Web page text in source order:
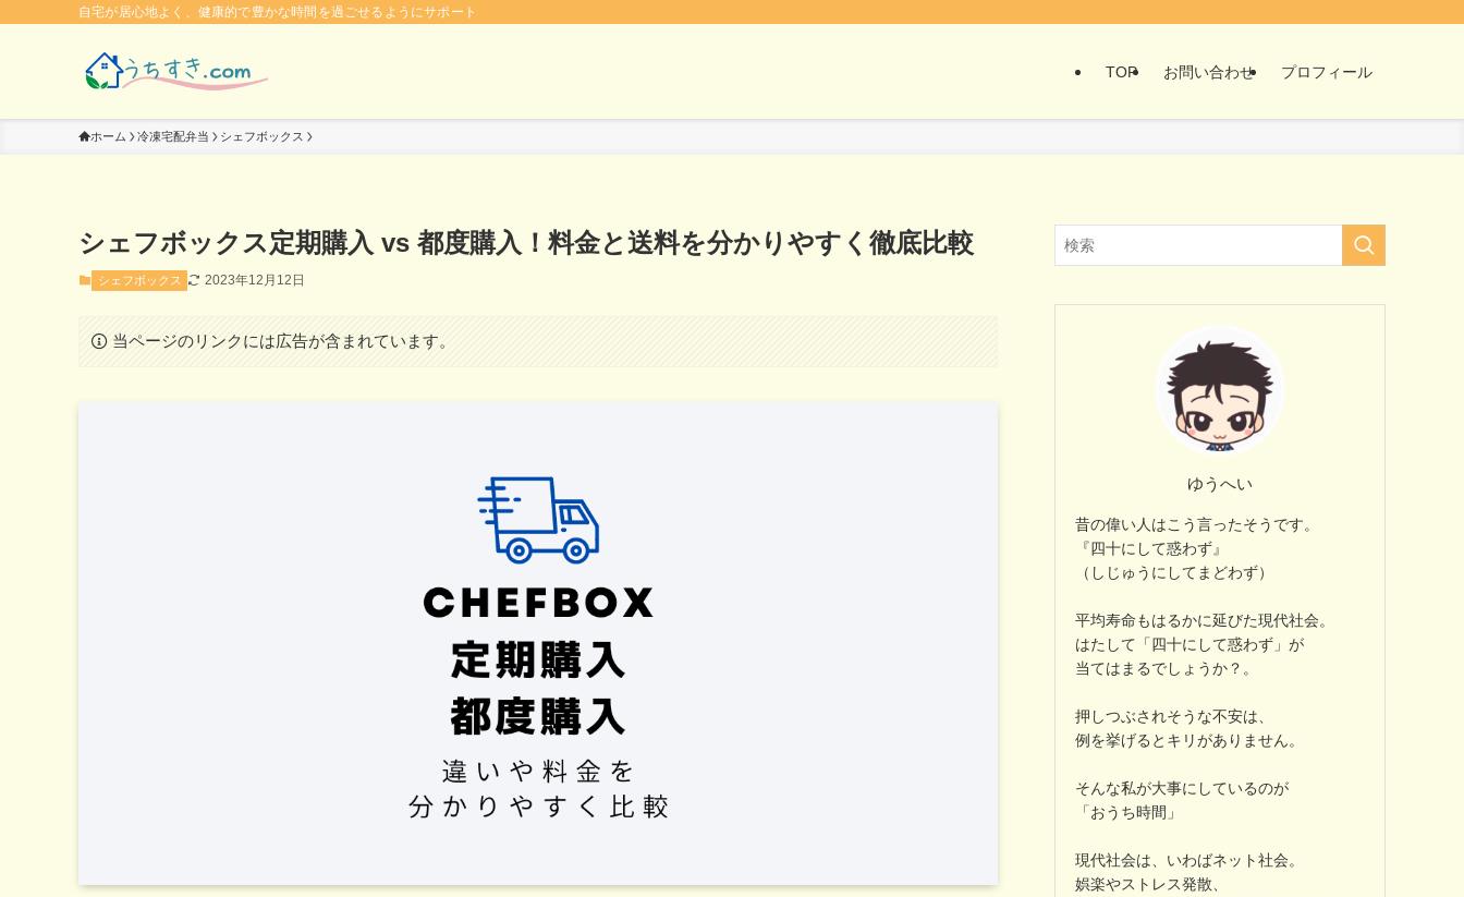
自宅が居心地よく、健康的で豊かな時間を過ごせるようにサポート
TOP お問い合わせ プロフィール
ホーム 冷凍宅配弁当 シェフボックス
シェフボックス定期購入 vs 都度購入！料金と送料を分かりやすく徹底比較
シェフボックス 2023年12月12日
当ページのリンクには広告が含まれています。
ゆうへい
昔の偉い人はこう言ったそうです。
『四十にして惑わず』
（しじゅうにしてまどわず）
平均寿命もはるかに延びた現代社会。
はたして「四十にして惑わず」が
当てはまるでしょうか？。
押しつぶされそうな不安は、
例を挙げるとキリがありません。
そんな私が大事にしているのが
「おうち時間」
現代社会は、いわばネット社会。
娯楽やストレス発散、